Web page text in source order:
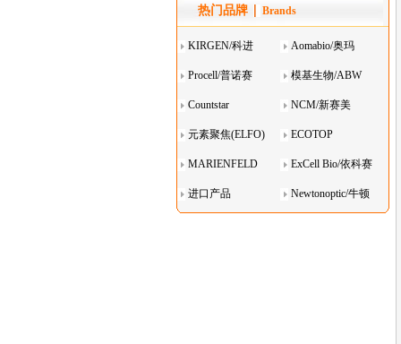
热门品牌 Brands
KIRGEN/科进 Aomabio/奥玛
Procell/普诺赛 模基生物/ABW
Countstar NCM/新赛美
元素聚焦(ELFO) ECOTOP
MARIENFELD ExCell Bio/依科赛
进口产品 Newtonoptic/牛顿